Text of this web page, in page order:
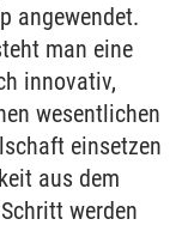
angewendet.
man eine
innovativ,
wesentlichen
einsetzen
aus dem
werden